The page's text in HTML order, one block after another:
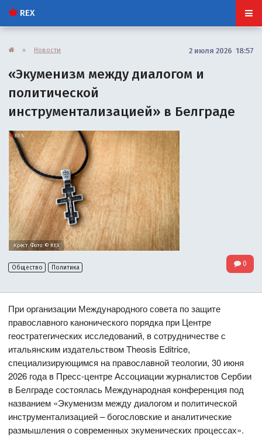
REX
» Новости 2 июля 2026 18:57
«Экуменизм между диалогом и
политической
инструментализацией» в Белграде
Крест. Фото: © REX
Общество Политика 0
При организации Международного совета по защите
православного канонического порядка при Центре
геостратегических исследований, в сотрудничестве с
итальянским издательством Theosis Editrice,
специализирующимся на православной теологии, 30 июня
2026 года в Пресс-центре Ассоциации журналистов Сербии
в Белграде состоялась Международная конференция под
названием «Экуменизм между диалогом и политической
инструментализацией – богословские и аналитические
размышления о современных экуменических процессах».